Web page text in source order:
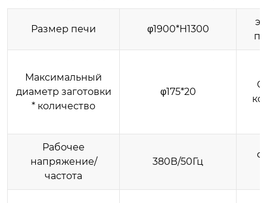
Размер печи φ1900*H1300
Максимальный
диаметр заготовки
* количество
φ175*20
Рабочее
напряжение/
частота
380В/50Гц